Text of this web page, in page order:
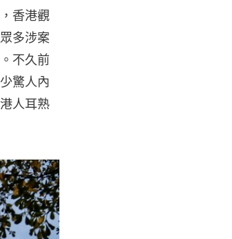
香港觀
多涉案
不久前
驚人內
人耳熟